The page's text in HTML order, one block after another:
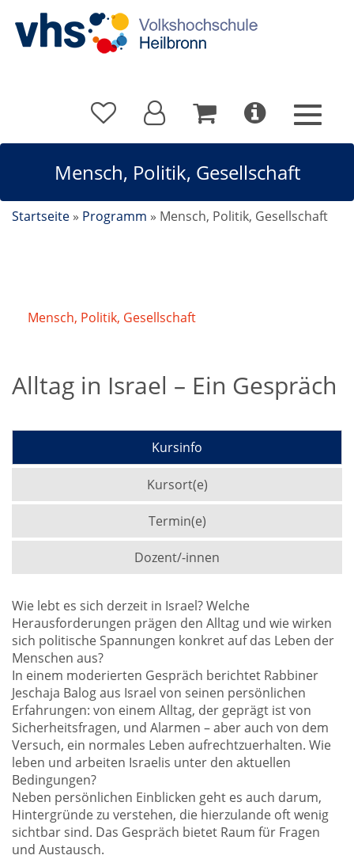
Mensch, Politik, Gesellschaft
Startseite » Programm » Mensch, Politik, Gesellschaft
Mensch, Politik, Gesellschaft
Alltag in Israel – Ein Gespräch
Kursinfo
Kursort(e)
Termin(e)
Dozent/-innen
Wie lebt es sich derzeit in Israel? Welche
Herausforderungen prägen den Alltag und wie wirken
sich politische Spannungen konkret auf das Leben der
Menschen aus?
In einem moderierten Gespräch berichtet Rabbiner
Jeschaja Balog aus Israel von seinen persönlichen
Erfahrungen: von einem Alltag, der geprägt ist von
Sicherheitsfragen, und Alarmen – aber auch von dem
Versuch, ein normales Leben aufrechtzuerhalten. Wie
leben und arbeiten Israelis unter den aktuellen
Bedingungen?
Neben persönlichen Einblicken geht es auch darum,
Hintergründe zu verstehen, die hierzulande oft wenig
sichtbar sind. Das Gespräch bietet Raum für Fragen
und Austausch.